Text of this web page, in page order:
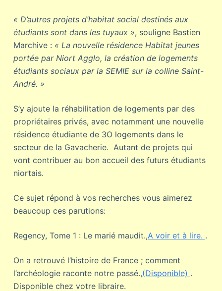
« D’autres projets d’habitat social destinés aux
étudiants sont dans les tuyaux », souligne Bastien
Marchive : « La nouvelle résidence Habitat jeunes
portée par Niort Agglo, la création de logements
étudiants sociaux par la SEMIE sur la colline Saint-
André. »
S’y ajoute la réhabilitation de logements par des
propriétaires privés, avec notamment une nouvelle
résidence étudiante de 3O logements dans le
secteur de la Gavacherie. Autant de projets qui
vont contribuer au bon accueil des futurs étudiants
niortais.
Ce sujet répond à vos recherches vous aimerez
beaucoup ces parutions:
Regency, Tome 1 : Le marié maudit.,A voir et à lire. .
On a retrouvé l’histoire de France ; comment
l’archéologie raconte notre passé.,(Disponible) .
Disponible chez votre libraire.